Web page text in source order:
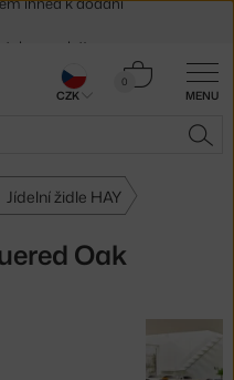
MENU
0
Košík
Jídelní židle HAY
Oak
zboží
CZK